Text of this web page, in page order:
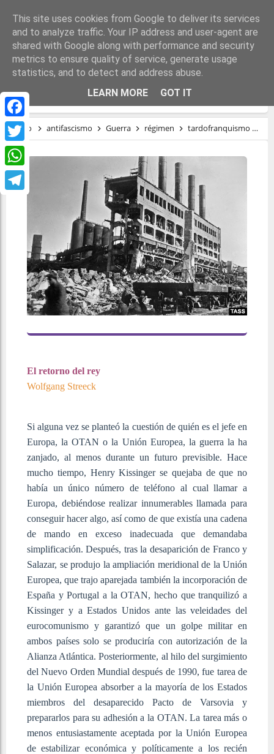
Facebook
Twitter
WhatsApp
EL RETORNO DEL REY
Inicio antifascismo Guerra régimen tardofranquismo
El retorno del rey
Wolfgang Streeck
Si alguna vez se planteó la cuestión de quién es el jefe en
Europa, la OTAN o la Unión Europea, la guerra la ha
zanjado, al menos durante un futuro previsible. Hace
mucho tiempo, Henry Kissinger se quejaba de que no
había un único número de teléfono al cual llamar a
Europa, debiéndose realizar innumerables llamada para
conseguir hacer algo, así como de que existía una cadena
de mando en exceso inadecuada que demandaba
simplificación. Después, tras la desaparición de Franco y
Salazar, se produjo la ampliación meridional de la Unión
Europea, que trajo aparejada también la incorporación de
España y Portugal a la OTAN, hecho que tranquilizó a
Kissinger y a Estados Unidos ante las veleidades del
eurocomunismo y garantizó que un golpe militar en
ambos países solo se produciría con autorización de la
Alianza Atlántica. Posteriormente, al hilo del surgimiento
del Nuevo Orden Mundial después de 1990, fue tarea de
la Unión Europea absorber a la mayoría de los Estados
miembros del desaparecido Pacto de Varsovia y
prepararlos para su adhesión a la OTAN. La tarea más o
menos entusiastamente aceptada por la Unión Europea
de estabilizar económica y políticamente a los recién
This site uses cookies from Google to deliver its services
and to analyze traffic. Your IP address and user-agent are
shared with Google along with performance and security
metrics to ensure quality of service, generate usage
statistics, and to detect and address abuse.
LEARN MORE
GOT IT